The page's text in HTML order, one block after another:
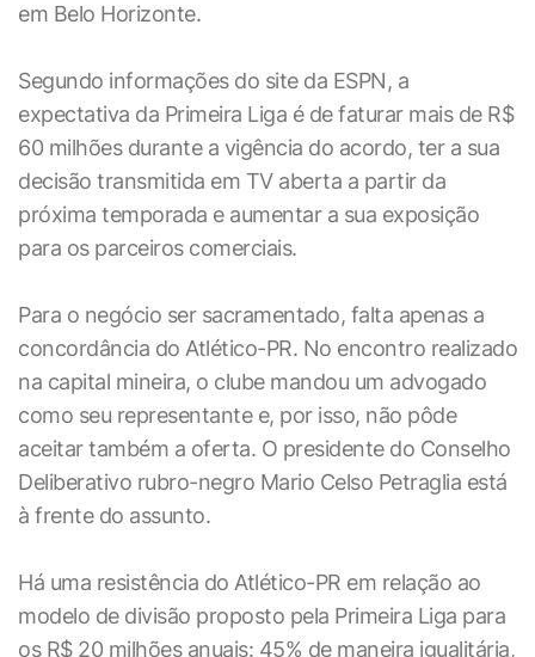
em Belo Horizonte.
Segundo informações do site da ESPN, a
expectativa da Primeira Liga é de faturar mais de R$
60 milhões durante a vigência do acordo, ter a sua
decisão transmitida em TV aberta a partir da
próxima temporada e aumentar a sua exposição
para os parceiros comerciais.
Para o negócio ser sacramentado, falta apenas a
concordância do Atlético-PR. No encontro realizado
na capital mineira, o clube mandou um advogado
como seu representante e, por isso, não pôde
aceitar também a oferta. O presidente do Conselho
Deliberativo rubro-negro Mario Celso Petraglia está
à frente do assunto.
Há uma resistência do Atlético-PR em relação ao
modelo de divisão proposto pela Primeira Liga para
os R$ 20 milhões anuais: 45% de maneira igualitária,